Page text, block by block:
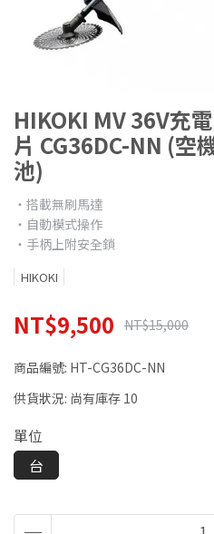
HIKOKI MV 36V充
片 CG36DC-NN (空
池)
‧搭載無刷馬達
‧自動模式操作
‧手柄上附安全鎖
HIKOKI
NT$9,500 NT$15,000
商品編號: HT-CG36DC-NN
供貨狀況: 尚有庫存 10
單位
台